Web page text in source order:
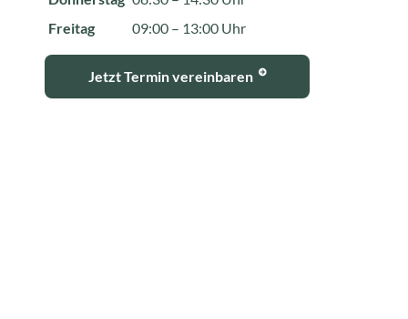
Freitag
09:00 – 13:00 Uhr
Jetzt Termin vereinbaren